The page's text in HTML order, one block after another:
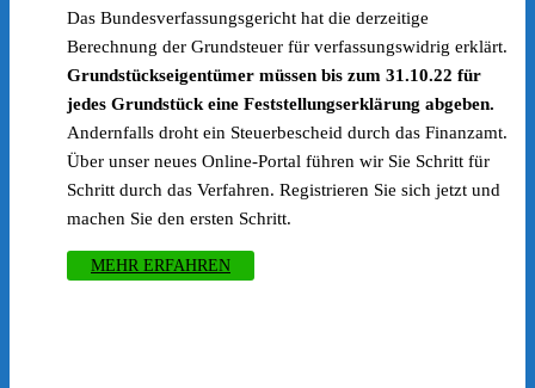
Das Bundesverfassungsgericht hat die derzeitige
Berechnung der Grundsteuer für verfassungswidrig erklärt.
Grundstückseigentümer müssen bis zum 31.10.22 für
jedes Grundstück eine Feststellungserklärung abgeben.
Andernfalls droht ein Steuerbescheid durch das Finanzamt.
Über unser neues Online-Portal führen wir Sie Schritt für
Schritt durch das Verfahren. Registrieren Sie sich jetzt und
machen Sie den ersten Schritt.
MEHR ERFAHREN